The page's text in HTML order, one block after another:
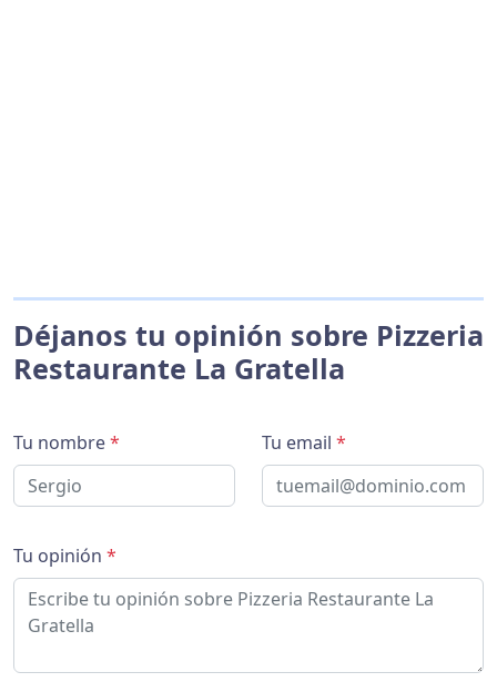
Déjanos tu opinión sobre Pizzeria
Restaurante La Gratella
Tu nombre* Tu email *
Tu opinión *